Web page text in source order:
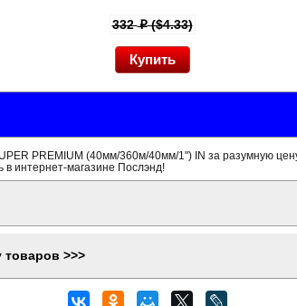
332p($4.33)
PREMIUM (40мм/360м/40мм/1") IN за разумную
в интернет-магазине Послэнд!
товаров >>>